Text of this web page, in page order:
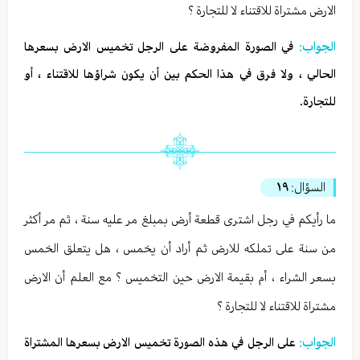
الارض مشتراة للاقتناء لا للتجارة ؟
الجواب: في الصورة المفروضة على الرجل تخميس الارض بسعرها
الحالي ، ولا فرق في هذا الحكم بين أن يكون شراؤها للاقتناء ، أو
للتجارة.
السؤال: ١٩
ما رأيكم في رجل اشترى قطعة أرض بمبلغ مر عليه سنة ، ثم مر أكثر
من سنة على تملكه للارض ثم أراد أن يخمس ، هل يتعلق الخمس
بسعر الشراء ، أم بقيمة الارض حين التخميس ؟ مع العلم أن الارض
مشتراة للاقتناء لا للتجارة ؟
الجواب: على الرجل في هذه الصورة تخميس الارض بسعرها المشتراة